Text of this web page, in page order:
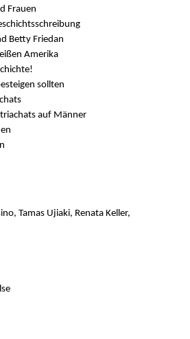
Frauen
Betty Friedan
Amerika
sollten
auf Männer
Tamas Ujiaki, Renata Keller,